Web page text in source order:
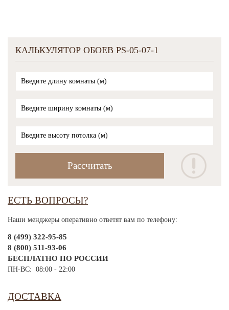
КАЛЬКУЛЯТОР ОБОЕВ PS-05-07-1
ЕСТЬ ВОПРОСЫ?
Наши менджеры оперативно ответят вам по телефону:
8 (499) 322-95-85
8 (800) 511-93-06
БЕСПЛАТНО ПО РОССИИ
ПН-ВС: 08:00 - 22:00
ДОСТАВКА